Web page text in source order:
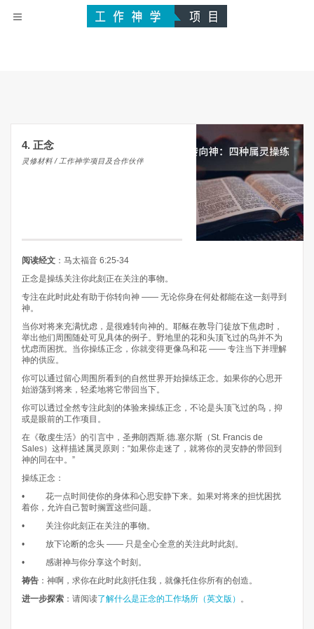
4. 正念
灵修材料 / 工作神学项目及合作伙伴
阅读经文 ：马太福音 6:25-34
正念是操练关注你此刻正在关注的事物。
专注在此时此处有助于你转向神 —— 无论你身在何处都能在这一刻寻到
神。
当你对将来充满忧虑，是很难转向神的。耶稣在教导门徒放下焦虑时，
举出他们周围随处可见具体的例子。野地里的花和头顶飞过的鸟并不为
忧虑而困扰。当你操练正念，你就变得更像鸟和花 —— 专注当下并理解
神的供应。
你可以通过留心周围所看到的自然世界开始操练正念。如果你的心思开
始游荡到将来，轻柔地将它带回当下。
你可以透过全然专注此刻的体验来操练正念，不论是头顶飞过的鸟，抑
或是眼前的工作项目。
在《敬虔生活》的引言中，圣弗朗西斯.德.塞尔斯（St. Francis de
Sales）这样描述属灵原则：“如果你走迷了，就将你的灵安静的带回到
神的同在中。”
操练正念：
• 花一点时间使你的身体和心思安静下来。如果对将来的担忧困扰
着你，允许自己暂时搁置这些问题。
• 关注你此刻正在关注的事物。
• 放下论断的念头 —— 只是全心全意的关注此时此刻。
• 感谢神与你分享这个时刻。
祷告 ：神啊，求你在此时此刻托住我，就像托住你所有的创造。
进一步探索 ：请阅读了解什么是正念的工作场所（英文版） 。